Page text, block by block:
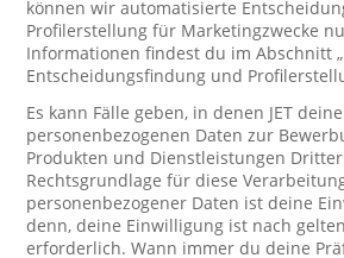
können wir automatisierte
Profilerstellung für Marketingzwecke
Informationen findest du im Abschnitt
Entscheidungsfindung und
Es kann Fälle geben, in denen JET deine
personenbezogenen Daten zur
Produkten und Dienstleistungen
Rechtsgrundlage für diese
personenbezogener Daten ist deine
denn, deine Einwilligung ist nach
erforderlich. Wann immer du deine